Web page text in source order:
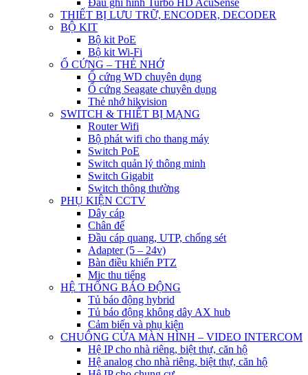
Đầu ghi hình Turbo HD AcuSense
THIẾT BỊ LƯU TRỮ, ENCODER, DECODER
BỘ KIT
Bộ kit PoE
Bộ kit Wi-Fi
Ổ CỨNG – THẺ NHỚ
Ổ cứng WD chuyên dụng
Ổ cứng Seagate chuyên dụng
Thẻ nhớ hikvision
SWITCH & THIẾT BỊ MẠNG
Router Wifi
Bộ phát wifi cho thang máy
Switch PoE
Switch quản lý thông minh
Switch Gigabit
Switch thông thường
PHỤ KIỆN CCTV
Dây cáp
Chân đế
Đầu cáp quang, UTP, chống sét
Adapter (5 – 24v)
Bàn điều khiển PTZ
Mic thu tiếng
HỆ THỐNG BÁO ĐỘNG
Tủ báo động hybrid
Tủ báo động không dây AX hub
Cảm biến và phụ kiện
CHUÔNG CỬA MÀN HÌNH – VIDEO INTERCOM
Hệ IP cho nhà riêng, biệt thự, căn hộ
Hệ analog cho nhà riêng, biệt thự, căn hộ